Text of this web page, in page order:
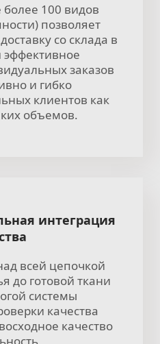
100 видов
позволяет
со склада в
эффективное
заказов
и гибко
клиентов как
объемов.
интеграция
всей цепочкой
до готовой ткани
системы
качества
качество